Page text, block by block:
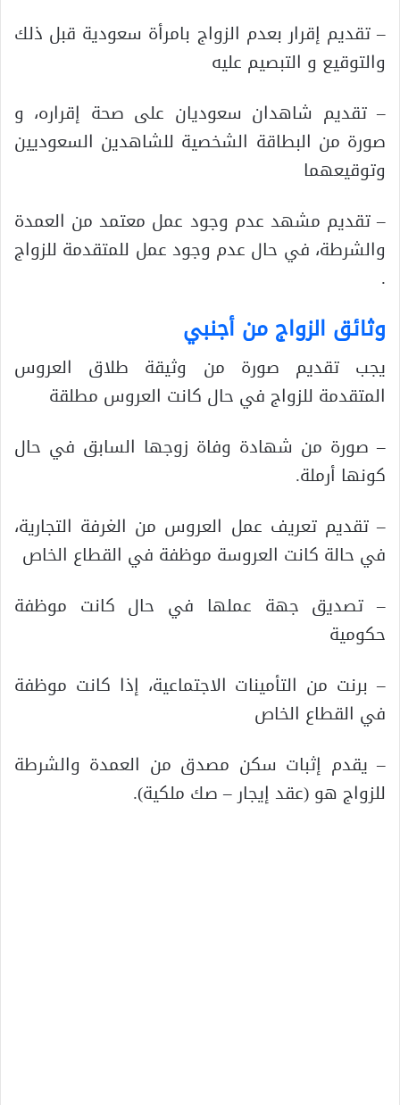
– تقديم إقرار بعدم الزواج بامرأة سعودية قبل ذلك
والتوقيع و التبصيم عليه
– تقديم شاهدان سعوديان على صحة إقراره، و
صورة من البطاقة الشخصية للشاهدين السعوديين
وتوقيعهما
– تقديم مشهد عدم وجود عمل معتمد من العمدة
والشرطة، في حال عدم وجود عمل للمتقدمة للزواج
.
وثائق الزواج من أجنبي
يجب تقديم صورة من وثيقة طلاق العروس
المتقدمة للزواج في حال كانت العروس مطلقة
– صورة من شهادة وفاة زوجها السابق في حال
كونها أرملة.
– تقديم تعريف عمل العروس من الغرفة التجارية،
في حالة كانت العروسة موظفة في القطاع الخاص
– تصديق جهة عملها في حال كانت موظفة
حكومية
– برنت من التأمينات الاجتماعية، إذا كانت موظفة
في القطاع الخاص
– يقدم إثبات سكن مصدق من العمدة والشرطة
للزواج هو (عقد إيجار – صك ملكية).